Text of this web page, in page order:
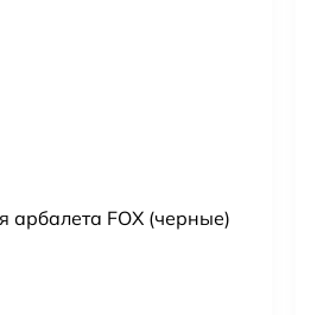
арбалета FOX (черные)